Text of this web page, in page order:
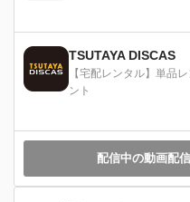
TSUTAYA DISCAS
【宅配レンタル】単品
ント
配信中の動画配